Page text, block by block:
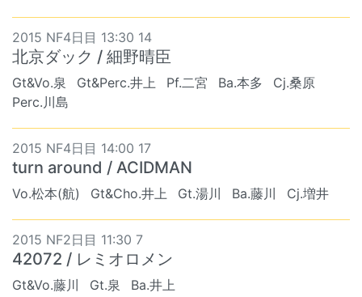
2015 NF4日目 13:30 14
北京ダック / 細野晴臣
Gt&Vo.泉 Gt&Perc.井上 Pf.二宮 Ba.本多
Cj.桑原
Perc.川島
2015 NF4日目 14:00 17
turn around / ACIDMAN
Vo.松本(航) Gt&Cho.井上 Gt.湯川 Ba.藤川 Cj.増井
2015 NF2日目 11:30 7
42072 / レミオロメン
Gt&Vo.藤川 Gt.泉 Ba.井上